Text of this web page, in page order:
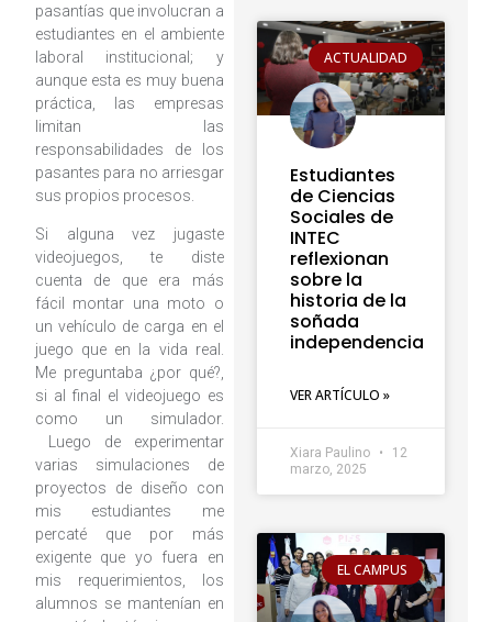
pasantías que involucran a
estudiantes en el ambiente
laboral institucional; y
aunque esta es muy buena
práctica, las empresas
limitan las
responsabilidades de los
pasantes para no arriesgar
sus propios procesos.
Si alguna vez jugaste
videojuegos, te diste
cuenta de que era más
fácil montar una moto o
un vehículo de carga en el
juego que en la vida real.
Me preguntaba ¿por qué?,
si al final el videojuego es
como un simulador.
Luego de experimentar
varias simulaciones de
proyectos de diseño con
mis estudiantes me
percaté que por más
exigente que yo fuera en
mis requerimientos, los
alumnos se mantenían en
ACTUALIDAD
Estudiantes
de Ciencias
Sociales de
INTEC
reflexionan
sobre la
historia de la
soñada
independencia
VER ARTÍCULO »
Xiara Paulino
12
marzo, 2025
EL CAMPUS